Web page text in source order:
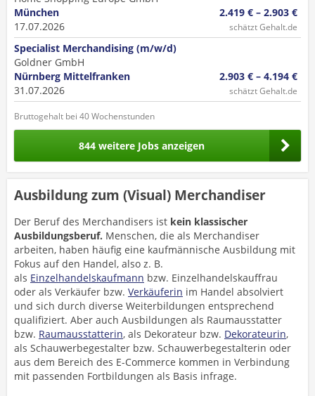
München
17.07.2026
2.419 € – 2.903 €
schätzt Gehalt.de
Specialist Merchandising (m/w/d)
Goldner GmbH
Nürnberg Mittelfranken
31.07.2026
2.903 € – 4.194 €
schätzt Gehalt.de
Bruttogehalt bei 40 Wochenstunden
844 weitere Jobs anzeigen
Ausbildung zum (Visual) Merchandiser
Der Beruf des Merchandisers ist kein klassischer
Ausbildungsberuf. Menschen, die als Merchandiser
arbeiten, haben häufig eine kaufmännische Ausbildung mit
Fokus auf den Handel, also z. B.
als Einzelhandelskaufmann bzw. Einzelhandelskauffrau
oder als Verkäufer bzw. Verkäuferin im Handel absolviert
und sich durch diverse Weiterbildungen entsprechend
qualifiziert. Aber auch Ausbildungen als Raumausstatter
bzw. Raumausstatterin, als Dekorateur bzw. Dekorateurin,
als Schauwerbegestalter bzw. Schauwerbegestalterin oder
aus dem Bereich des E-Commerce kommen in Verbindung
mit passenden Fortbildungen als Basis infrage.